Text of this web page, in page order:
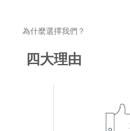
為什麼選擇我們？
四大理由